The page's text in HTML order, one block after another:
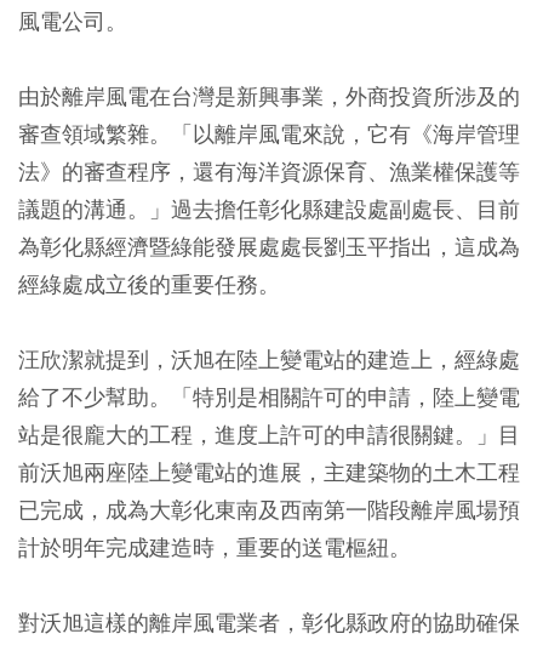
風電公司。
由於離岸風電在台灣是新興事業，外商投資所涉及的
審查領域繁雜。「以離岸風電來說，它有《海岸管理
法》的審查程序，還有海洋資源保育、漁業權保護等
議題的溝通。」過去擔任彰化縣建設處副處長、目前
為彰化縣經濟暨綠能發展處處長劉玉平指出，這成為
經綠處成立後的重要任務。
汪欣潔就提到，沃旭在陸上變電站的建造上，經綠處
給了不少幫助。「特別是相關許可的申請，陸上變電
站是很龐大的工程，進度上許可的申請很關鍵。」目
前沃旭兩座陸上變電站的進展，主建築物的土木工程
已完成，成為大彰化東南及西南第一階段離岸風場預
計於明年完成建造時，重要的送電樞紐。
對沃旭這樣的離岸風電業者，彰化縣政府的協助確保